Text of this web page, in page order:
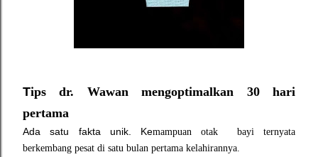
Tips dr. Wawan mengoptimalkan 30 hari
pertama
Ada satu fakta unik. Kemampuan otak bayi ternyata
berkembang pesat di satu bulan pertama kelahirannya.